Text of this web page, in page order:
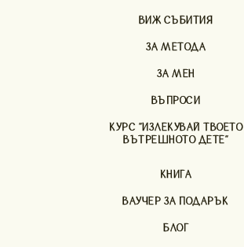
ВИЖ СЪБИТИЯ
ЗА МЕТОДА
ЗА МЕН
ВЪПРОСИ
КУРС "ИЗЛЕКУВАЙ ТВОЕТО
ВЪТРЕШНОТО ДЕТЕ"
КНИГА
ВАУЧЕР ЗА ПОДАРЪК
БЛОГ